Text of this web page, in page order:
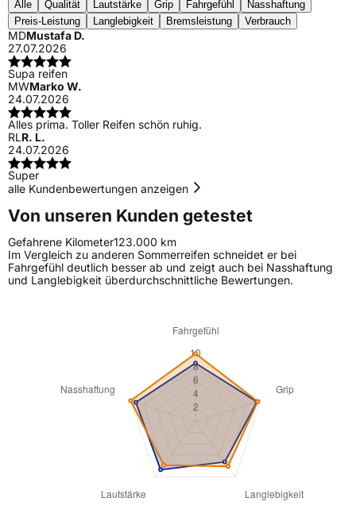
Alle Qualität Lautstärke Grip Fahrgefühl
Nasshaftung
Preis-Leistung
Langlebigkeit Bremsleistung Verbrauch
MDMustafa D.
27.07.2026
Supa reifen
MWMarko W.
24.07.2026
Alles prima. Toller Reifen schön ruhig.
RLR. L.
24.07.2026
Super
alle Kundenbewertungen anzeigen
Von unseren Kunden getestet
Gefahrene Kilometer123.000 km
Im Vergleich zu anderen Sommerreifen schneidet er bei
Fahrgefühl deutlich besser ab und zeigt auch bei Nasshaftung
und Langlebigkeit überdurchschnittliche Bewertungen.